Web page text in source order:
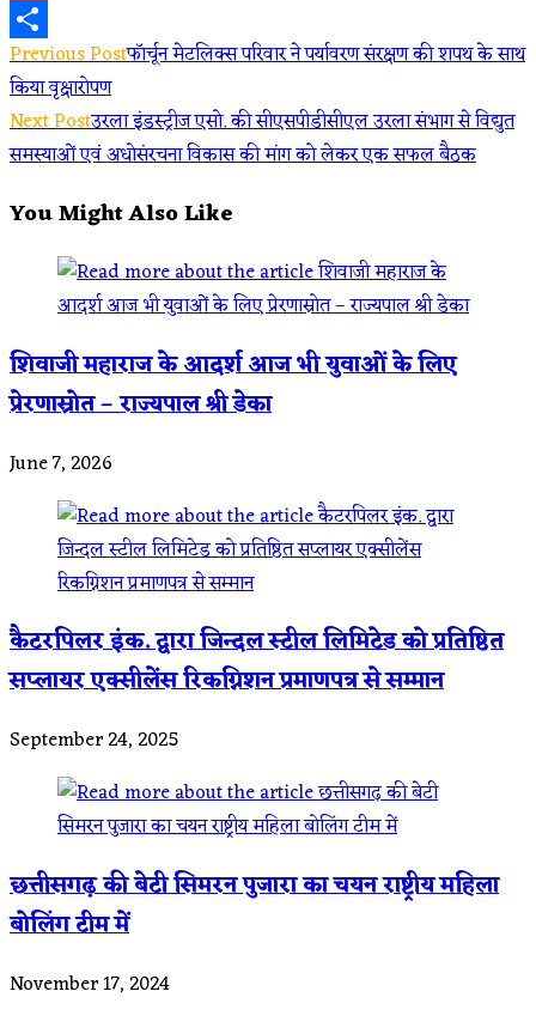
Reddit
Share
Read
more
articles
Previous Postफॉर्चून मेटलिक्स परिवार ने पर्यावरण संरक्षण की शपथ के साथ
किया वृक्षारोपण
Next Postउरला इंडस्ट्रीज एसो. की सीएसपीडीसीएल उरला संभाग से विद्युत
समस्याओं एवं अधोसंरचना विकास की मांग को लेकर एक सफल बैठक
You Might Also Like
शिवाजी महाराज के आदर्श आज भी युवाओं के लिए
प्रेरणास्रोत – राज्यपाल श्री डेका
June 7, 2026
कैटरपिलर इंक. द्वारा जिन्दल स्टील लिमिटेड को प्रतिष्ठित
सप्लायर एक्सीलेंस रिकग्निशन प्रमाणपत्र से सम्मान
September 24, 2025
छत्तीसगढ़ की बेटी सिमरन पुजारा का चयन राष्ट्रीय महिला
बोलिंग टीम में
November 17, 2024